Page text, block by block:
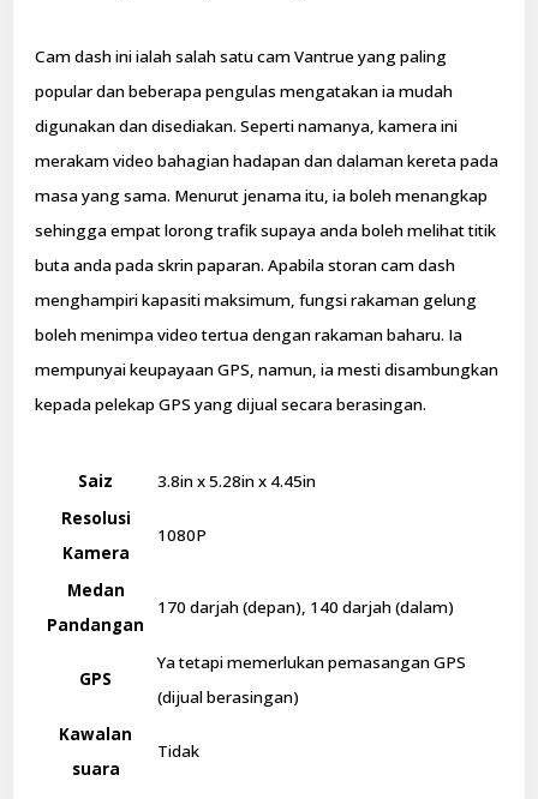
Cam dash ini ialah salah satu cam Vantrue yang paling
popular dan beberapa pengulas mengatakan ia mudah
digunakan dan disediakan. Seperti namanya, kamera ini
merakam video bahagian hadapan dan dalaman kereta pada
masa yang sama. Menurut jenama itu, ia boleh menangkap
sehingga empat lorong trafik supaya anda boleh melihat titik
buta anda pada skrin paparan. Apabila storan cam dash
menghampiri kapasiti maksimum, fungsi rakaman gelung
boleh menimpa video tertua dengan rakaman baharu. Ia
mempunyai keupayaan GPS, namun, ia mesti disambungkan
kepada pelekap GPS yang dijual secara berasingan.
Saiz
3.8in x 5.28in x 4.45in
Resolusi
Kamera
1080P
Medan
Pandangan
170 darjah (depan), 140 darjah (dalam)
GPS
Ya tetapi memerlukan pemasangan GPS
(dijual berasingan)
Kawalan
suara
Tidak